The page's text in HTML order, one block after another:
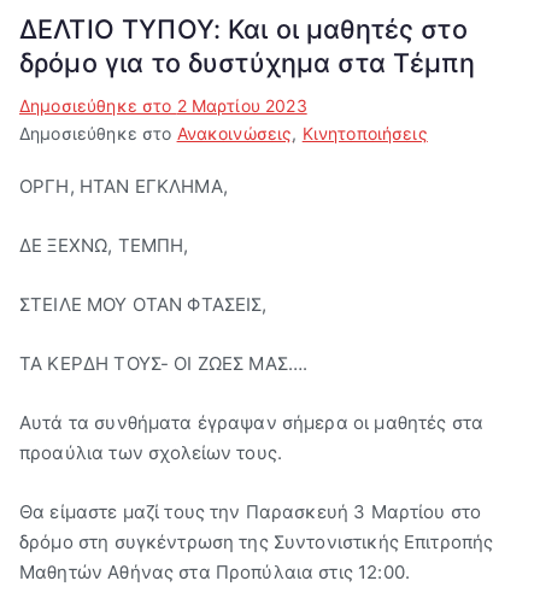
ΔΕΛΤΙΟ ΤΥΠΟΥ: Και οι μαθητές στο
δρόμο για το δυστύχημα στα Τέμπη
Δημοσιεύθηκε στο 2 Μαρτίου 2023
Δημοσιεύθηκε στο Ανακοινώσεις, Κινητοποιήσεις
ΟΡΓΗ, ΗΤΑΝ ΕΓΚΛΗΜΑ,
ΔΕ ΞΕΧΝΩ, ΤΕΜΠΗ,
ΣΤΕΙΛΕ ΜΟΥ ΟΤΑΝ ΦΤΑΣΕΙΣ,
ΤΑ ΚΕΡΔΗ ΤΟΥΣ- ΟΙ ΖΩΕΣ ΜΑΣ….
Αυτά τα συνθήματα έγραψαν σήμερα οι μαθητές στα
προαύλια των σχολείων τους.
Θα είμαστε μαζί τους την Παρασκευή 3 Μαρτίου στο
δρόμο στη συγκέντρωση της Συντονιστικής Επιτροπής
Μαθητών Αθήνας στα Προπύλαια στις 12:00.